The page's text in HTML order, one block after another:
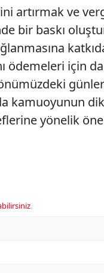
artırmak ve
bir baskı
ödemeleri için
kamuoyunun
yönelik
.